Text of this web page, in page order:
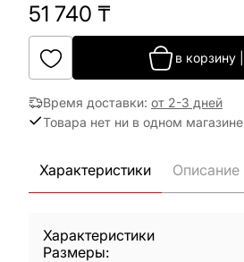
51 740 ₸
в корзину
Время доставки: от 2-3 дней
Товара нет ни в одном магазине
Характеристики Описание
Характеристики
Размеры: